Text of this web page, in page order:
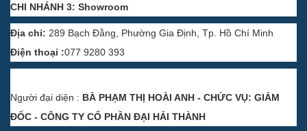
CHI NHÁNH 3: Showroom
Địa chỉ: 289 Bạch Đằng, Phường Gia Định, Tp. Hồ Chí Minh
Điện thoại :077 9280 393
Người đại diện : BÀ PHẠM THỊ HOÀI ANH - CHỨC VỤ: GIÁM
ĐỐC - CÔNG TY CỔ PHẦN ĐẠI HẢI THÀNH